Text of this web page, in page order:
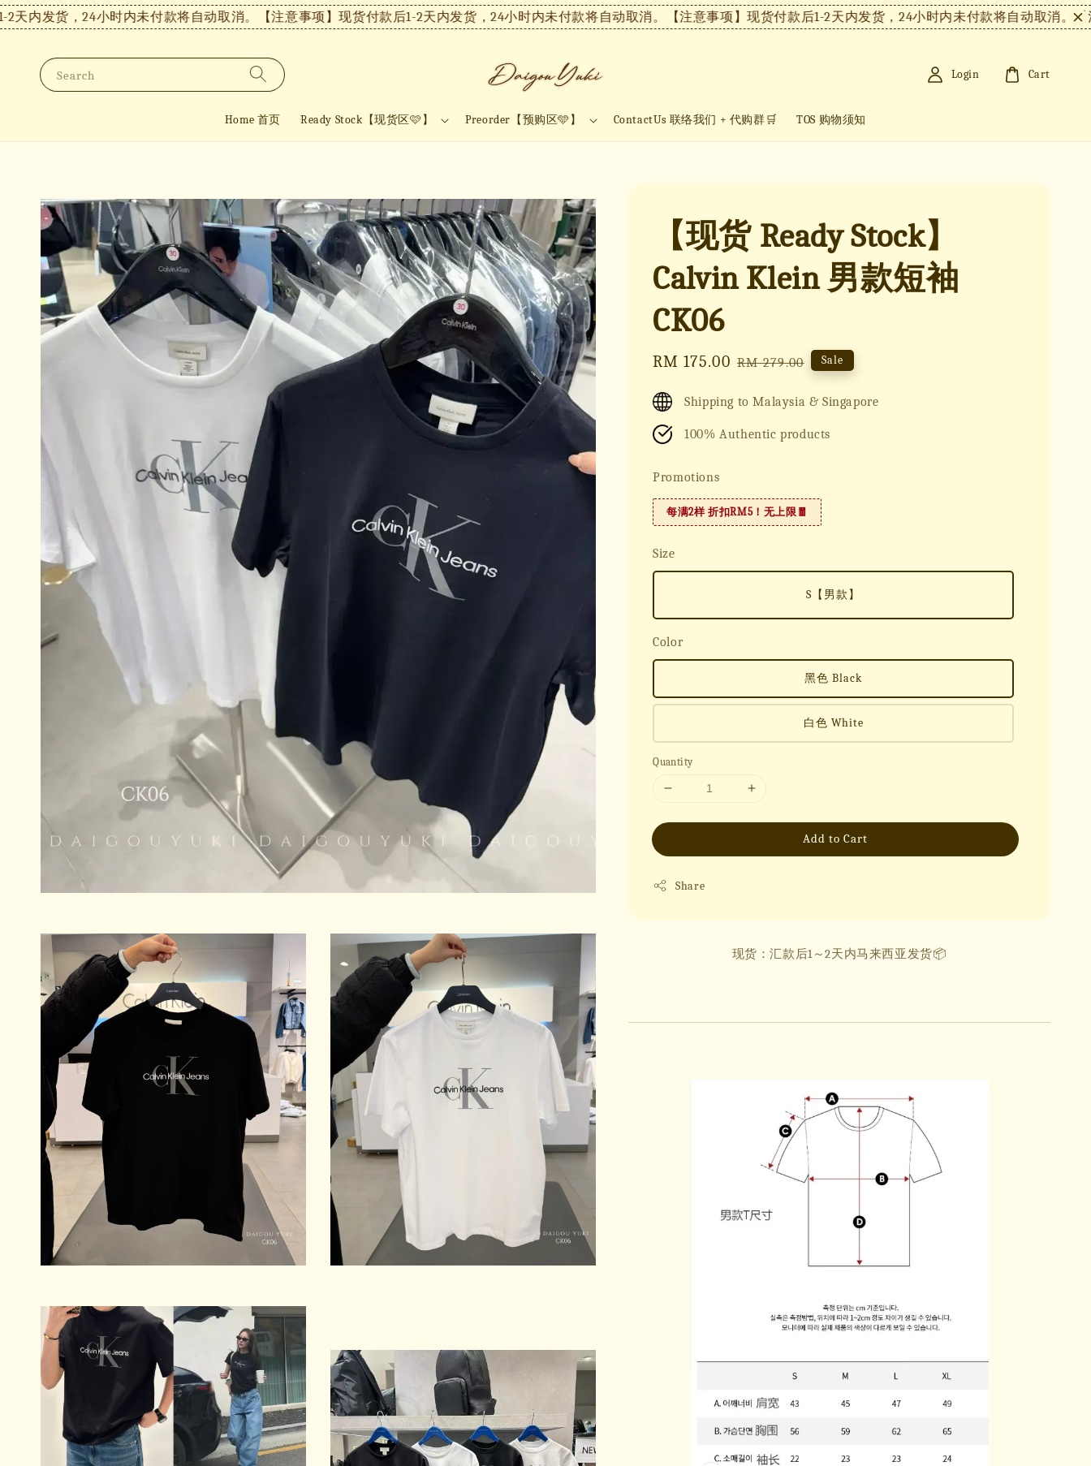
货，24小时内未付款将自动取消。【注意事项】现货付款后1-2天内发货，24小时内未付款将自动取消。【注意事项】现货付款后1-2天内发货，24小时内未付款将自动取消。【注意事
Search
Home 首页 Ready Stock【现货区🩷】 Preorder【预购区🩵】 ContactUs 联络我们 + 代购群🛒 TOS 购物须知
Login Cart
【现货 Ready Stock】
Calvin Klein 男款短袖
CK06
Sale
RM 175.00 Regular
RM 279.00 Sale
Shipping to Malaysia & Singapore
100% Authentic products
Promotions
每满2样 折扣RM5！无上限🧧
Size
S【男款】
Color
黑色 Black
白色 White
Quantity
Add to Cart
Share
现货：汇款后1～2天内马来西亚发货📦